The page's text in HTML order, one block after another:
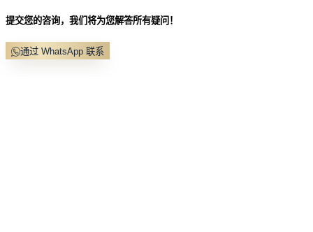
提交您的咨询，我们将为您解答所有疑问！
通过 WhatsApp 联系